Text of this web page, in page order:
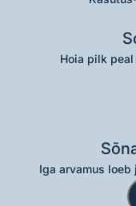
Hoia pilk
Iga arvamus loeb